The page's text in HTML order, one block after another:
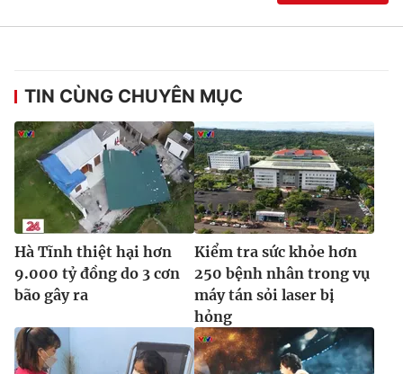
® Cấm sao chép dưới mọi hình thức nếu không có sự chấp
thuận bằng văn bản. Ghi rõ nguồn VTV.vn khi phát hành lại
thông tin từ website này.
TIN CÙNG CHUYÊN MỤC
Hà Tĩnh thiệt hại hơn
9.000 tỷ đồng do 3 cơn
bão gây ra
Kiểm tra sức khỏe hơn
250 bệnh nhân trong vụ
máy tán sỏi laser bị
hỏng